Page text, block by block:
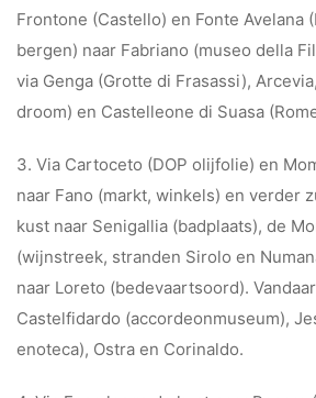
Frontone (Castello) en Fonte Avelana
bergen) naar Fabriano (museo della
via Genga (Grotte di Frasassi),
droom) en Castelleone di Suasa
3. Via Cartoceto (DOP olijfolie) en
naar Fano (markt, winkels) en verder
kust naar Senigallia (badplaats), de
(wijnstreek, stranden Sirolo en
naar Loreto (bedevaartsoord).
Castelfidardo (accordeonmuseum),
enoteca), Ostra en Corinaldo.